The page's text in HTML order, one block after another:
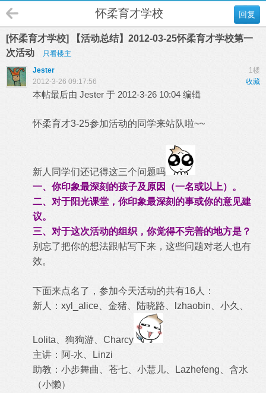
回复
怀柔育才学校
[怀柔育才学校] 【活动总结】2012-03-25怀柔育才学校第一
次活动
只看楼主
1楼
Jester
收藏
2012-3-26 09:17:56
本帖最后由 Jester 于 2012-3-26 10:04 编辑
怀柔育才3-25参加活动的同学来站队啦~~
新人同学们还记得这三个问题吗
一、你印象最深刻的孩子及原因（一名或以上）。
二、对于阳光课堂，你印象最深刻的事或你的意见建
议。
三、对于这次活动的组织，你觉得不完善的地方是？
别忘了把你的想法跟帖写下来，这些问题对老人也有
效。
下面来点名了，参加今天活动的共有16人：
新人：xyl_alice、金猪、陆晓路、lzhaobin、小久、
Lolita、狗狗游、Charcy
主讲：阿-水、Linzi
助教：小步舞曲、苍七、小慧儿、Lazhefeng、含水
（小懒）